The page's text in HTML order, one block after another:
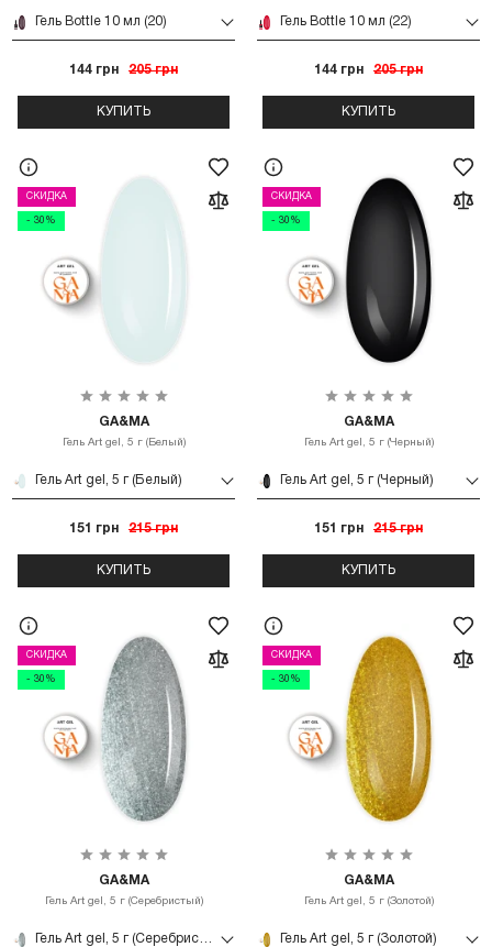
Гель Bottle 10 мл (20)
144 грн 205 грн
КУПИТЬ
Гель Bottle 10 мл (22)
144 грн 205 грн
КУПИТЬ
СКИДКА
- 30%
GA&MA
Гель Art gel, 5 г (Белый)
Гель Art gel, 5 г (Белый)
151 грн 215 грн
КУПИТЬ
СКИДКА
- 30%
GA&MA
Гель Art gel, 5 г (Черный)
Гель Art gel, 5 г (Черный)
151 грн 215 грн
КУПИТЬ
СКИДКА
- 30%
GA&MA
Гель Art gel, 5 г (Серебристый)
Гель Art gel, 5 г (Серебристый)
СКИДКА
- 30%
GA&MA
Гель Art gel, 5 г (Золотой)
Гель Art gel, 5 г (Золотой)